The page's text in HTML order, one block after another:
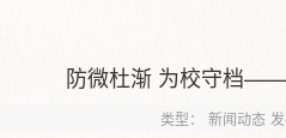
防微杜渐 为校守档
类型： 新闻动态